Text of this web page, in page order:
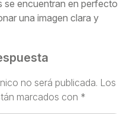
se encuentran en perfecto
una imagen clara y
no será publicada. Los
marcados con *